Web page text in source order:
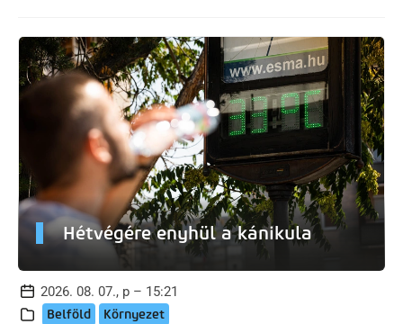
Hétvégére enyhül a kánikula
2026. 08. 07., p – 15:21
Belföld Környezet